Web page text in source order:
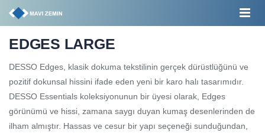
EDGES LARGE
DESSO Edges, klasik dokuma tekstilinin gerçek dürüstlüğünü ve
pozitif dokunsal hissini ifade eden yeni bir karo halı tasarımıdır.
DESSO Essentials koleksiyonunun bir üyesi olarak, Edges
görünümü ve hissi, zamana saygı duyan kumaş desenlerinden de
ilham almıştır. Hassas ve cesur bir yapı seçeneği sunduğundan,